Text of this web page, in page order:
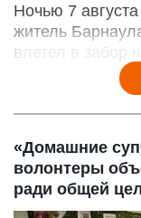
Ночью 7
житель
влетел в забор
«Домашние
волонтеры
ради общей